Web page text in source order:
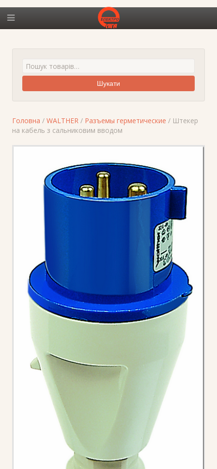
Шукати
Головна / WALTHER / Разъемы герметические / Штекер
на кабель з сальниковим вводом